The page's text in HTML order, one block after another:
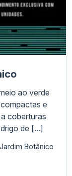
ao verde
e
coberturas
de [...]
Botânico